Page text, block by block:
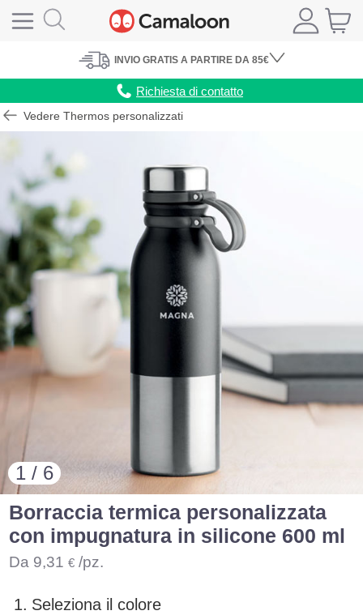
INVIO GRATIS A PARTIRE DA 85€
Richiesta di contatto
Vedere Thermos personalizzati
1 / 6
Borraccia termica personalizzata
con impugnatura in silicone 600 ml
Da 9,31 € /pz.
1. Seleziona il colore